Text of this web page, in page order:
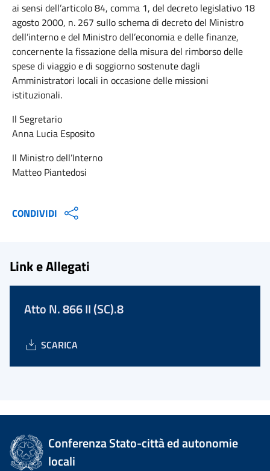
ai sensi dell’articolo 84, comma 1, del decreto legislativo 18
agosto 2000, n. 267 sullo schema di decreto del Ministro
dell’interno e del Ministro dell’economia e delle finanze,
concernente la fissazione della misura del rimborso delle
spese di viaggio e di soggiorno sostenute dagli
Amministratori locali in occasione delle missioni
istituzionali.
Il Segretario
Anna Lucia Esposito
Il Ministro dell’Interno
Matteo Piantedosi
CONDIVIDI
Link e Allegati
Atto N. 866 II (SC).8
SCARICA
Conferenza Stato-città ed autonomie
locali